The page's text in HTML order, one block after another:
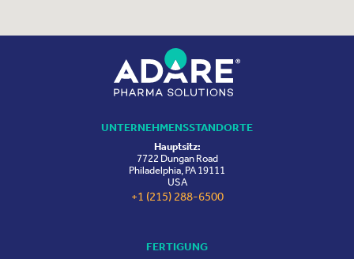
UNTERNEHMENSSTANDORTE
Hauptsitz:
7722 Dungan Road
Philadelphia, PA 19111
USA
+1 (215) 288-6500
FERTIGUNG